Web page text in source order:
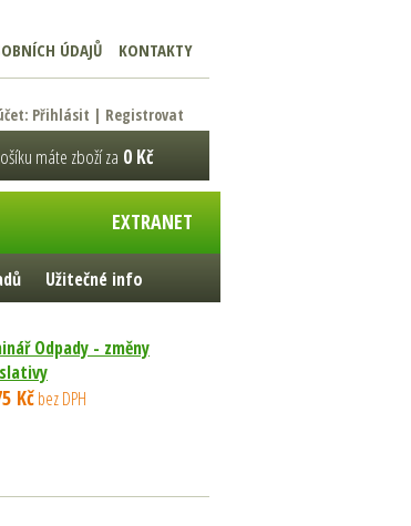
ÚDAJŮ KONTAKTY
Přihlásit | Registrovat
máte zboží za 0 Kč
EXTRANET
Užitečné info
Odpady - změny
Kčbez DPH